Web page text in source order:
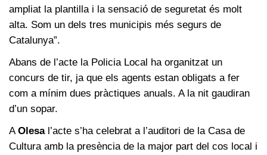
ampliat la plantilla i la sensació de seguretat és molt
alta. Som un dels tres municipis més segurs de
Catalunya”.
Abans de l’acte la Policia Local ha organitzat un
concurs de tir, ja que els agents estan obligats a fer
com a mínim dues pràctiques anuals. A la nit gaudiran
d’un sopar.
A Olesal’acte s’ha celebrat a l’auditori de la Casa de
Cultura amb la presència de la major part del cos local i